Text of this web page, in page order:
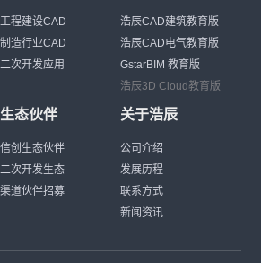
工程建设CAD
制造行业CAD
二次开发应用
浩辰CAD建筑教育版
浩辰CAD电气教育版
GstarBIM 教育版
浩辰3D Cloud教育版
生态伙伴
信创生态伙伴
二次开发生态
渠道伙伴招募
关于浩辰
公司介绍
发展历程
联系方式
新闻资讯